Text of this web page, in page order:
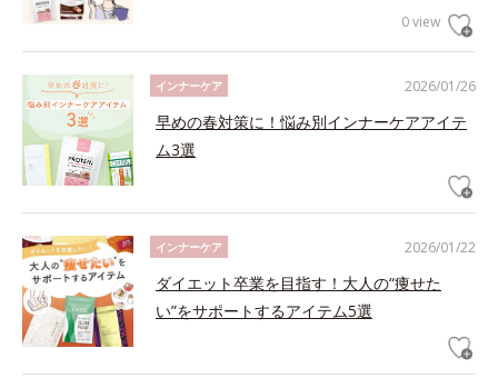
0 view
2026/01/26
インナーケア
早めの春対策に！悩み別インナーケアアイテ
ム3選
2026/01/22
インナーケア
ダイエット卒業を目指す！大人の“痩せた
い”をサポートするアイテム5選